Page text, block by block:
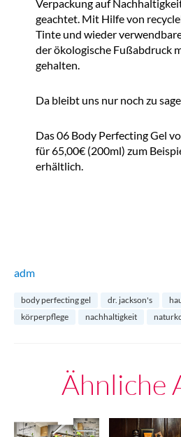
Verpackung auf
geachtet. Mit Hilfe von
Tinte und wieder
der ökologische Fußabdruck
gehalten.
Da bleibt uns nur noch zu
Das 06 Body Perfecting Gel
für 65,00€ (200ml) zum
erhältlich.
adm
body perfecting gel dr. jackson's
körperpflege
nachhaltigkeit
Ähnliche